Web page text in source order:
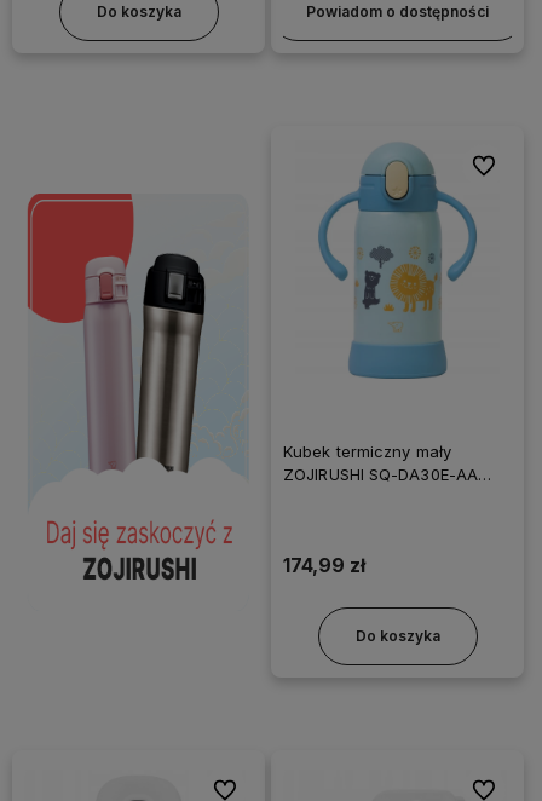
Do koszyka Powiadom o dostępności
Kubek termiczny mały
ZOJIRUSHI SQ-DA30E-AA
174,99 zł
Do koszyka
Do
Do ulubionych Do